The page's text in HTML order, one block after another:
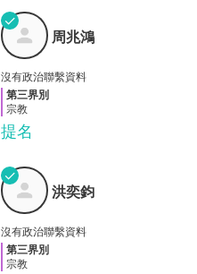
周兆
鴻
✓
提名
周兆鴻
沒有政治聯繫資料
第三界別
宗教
洪奕
鈞
✓
洪奕鈞
沒有政治聯繫資料
第三界別
宗教